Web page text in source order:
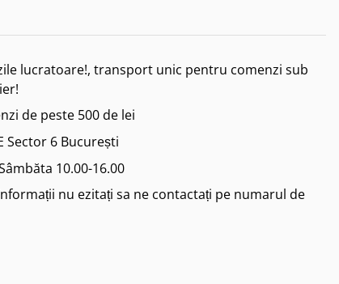
lucratoare!, transport unic pentru comenzi sub
de peste 500 de lei
Sector 6 București
10.00-16.00
nu ezitați sa ne contactați pe numarul de